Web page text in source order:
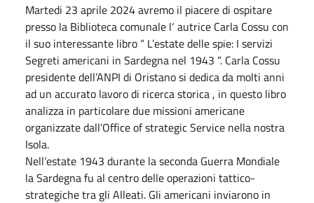
Martedi 23 aprile 2024 avremo il piacere di ospitare
presso la Biblioteca comunale l‘ autrice Carla Cossu con
il suo interessante libro “ L’estate delle spie: I servizi
Segreti americani in Sardegna nel 1943 “. Carla Cossu
presidente dell’ANPI di Oristano si dedica da molti anni
ad un accurato lavoro di ricerca storica , in questo libro
analizza in particolare due missioni americane
organizzate dall’Office of strategic Service nella nostra
Isola.
Nell’estate 1943 durante la seconda Guerra Mondiale
la Sardegna fu al centro delle operazioni tattico-
strategiche tra gli Alleati. Gli americani inviarono in